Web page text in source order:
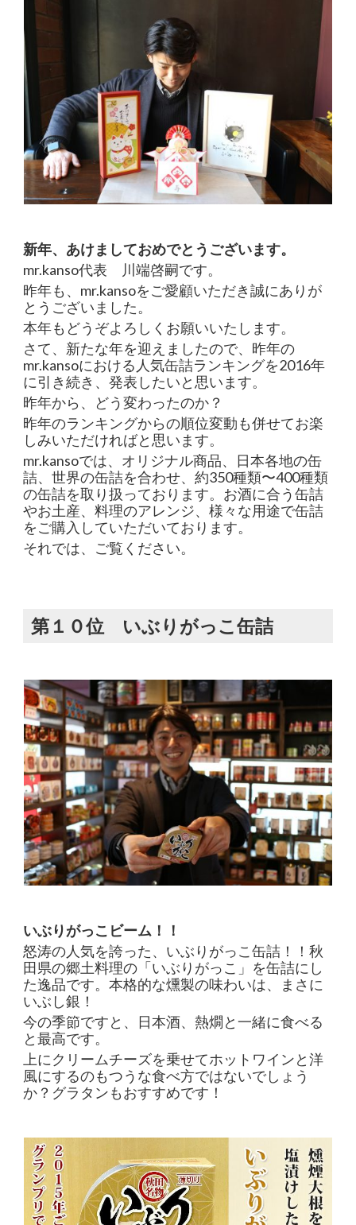
新年、あけましておめでとうございます。
mr.kanso代表 川端啓嗣です。
昨年も、mr.kansoをご愛顧いただき誠にありが
とうございました。
本年もどうぞよろしくお願いいたします。
さて、新たな年を迎えましたので、昨年の
mr.kansoにおける人気缶詰ランキングを2016年
に引き続き、発表したいと思います。
昨年から、どう変わったのか？
昨年のランキングからの順位変動も併せてお楽
しみいただければと思います。
mr.kansoでは、オリジナル商品、日本各地の缶
詰、世界の缶詰を合わせ、約350種類〜400種類
の缶詰を取り扱っております。お酒に合う缶詰
やお土産、料理のアレンジ、様々な用途で缶詰
をご購入していただいております。
それでは、ご覧ください。
第１０位 いぶりがっこ缶詰
いぶりがっこビーム！！
怒涛の人気を誇った、いぶりがっこ缶詰！！秋
田県の郷土料理の「いぶりがっこ」を缶詰にし
た逸品です。本格的な燻製の味わいは、まさに
いぶし銀！
今の季節ですと、日本酒、熱燗と一緒に食べる
と最高です。
上にクリームチーズを乗せてホットワインと洋
風にするのもつうな食べ方ではないでしょう
か？グラタンもおすすめです！